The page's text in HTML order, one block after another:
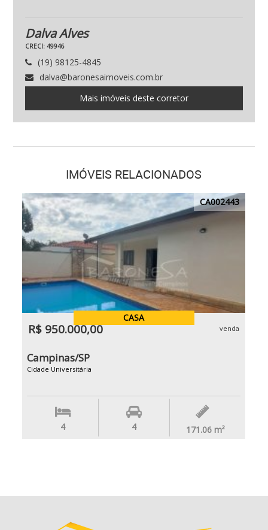
Dalva Alves
CRECI: 49946
(19) 98125-4845
dalva@baronesaimoveis.com.br
Mais imóveis deste corretor
IMÓVEIS RELACIONADOS
CA002443
CASA
R$ 950.000,00 venda
Campinas/SP
Cidade Universitária
4 4 171.06 m²